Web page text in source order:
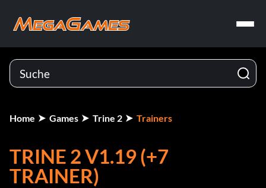
Home Games Trine 2 Trainers
TRINE 2 V1.19 (+7
TRAINER)